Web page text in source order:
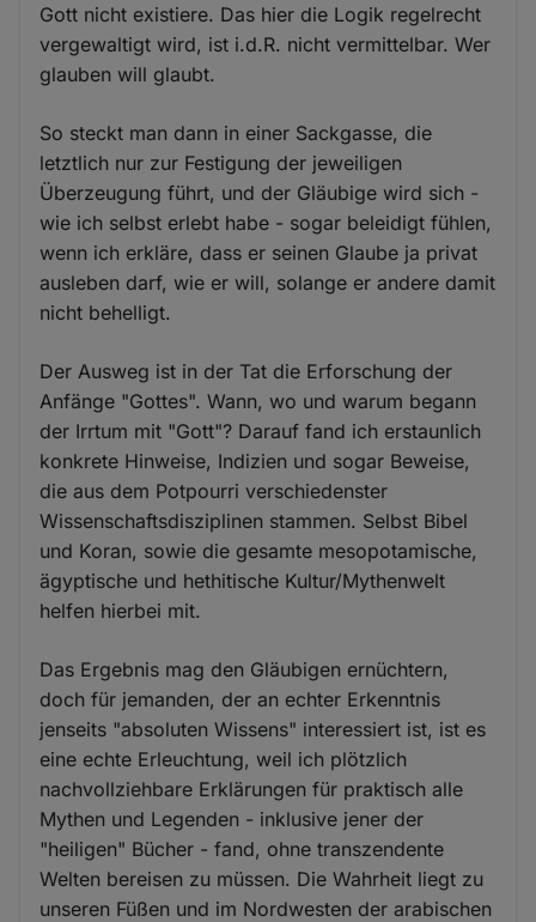
Gott nicht existiere. Das hier die Logik regelrecht
vergewaltigt wird, ist i.d.R. nicht vermittelbar. Wer
glauben will glaubt.
So steckt man dann in einer Sackgasse, die
letztlich nur zur Festigung der jeweiligen
Überzeugung führt, und der Gläubige wird sich -
wie ich selbst erlebt habe - sogar beleidigt fühlen,
wenn ich erkläre, dass er seinen Glaube ja privat
ausleben darf, wie er will, solange er andere damit
nicht behelligt.
Der Ausweg ist in der Tat die Erforschung der
Anfänge "Gottes". Wann, wo und warum begann
der Irrtum mit "Gott"? Darauf fand ich erstaunlich
konkrete Hinweise, Indizien und sogar Beweise,
die aus dem Potpourri verschiedenster
Wissenschaftsdisziplinen stammen. Selbst Bibel
und Koran, sowie die gesamte mesopotamische,
ägyptische und hethitische Kultur/Mythenwelt
helfen hierbei mit.
Das Ergebnis mag den Gläubigen ernüchtern,
doch für jemanden, der an echter Erkenntnis
jenseits "absoluten Wissens" interessiert ist, ist es
eine echte Erleuchtung, weil ich plötzlich
nachvollziehbare Erklärungen für praktisch alle
Mythen und Legenden - inklusive jener der
"heiligen" Bücher - fand, ohne transzendente
Welten bereisen zu müssen. Die Wahrheit liegt zu
unseren Füßen und im Nordwesten der arabischen